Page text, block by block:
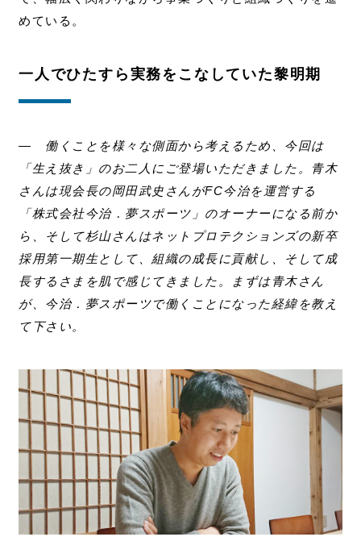
めている。
一人でひたすら実務をこなしていた黎明期
― 働くことを様々な側面から考えるため、今回は
「生え抜き」のお二人にご登場いただきました。青木
さんは現会長の岡田武史さんがFC今治を運営する
「株式会社今治．夢スポーツ」のオーナーになる前か
ら、そして杉山さんはネットプロテクションズの新卒
採用第一期生として、組織の成長に貢献し、そして成
長するさまを肌で感じてきました。まずは青木さん
が、今治．夢スポーツで働くことになった経緯を教え
て下さい。